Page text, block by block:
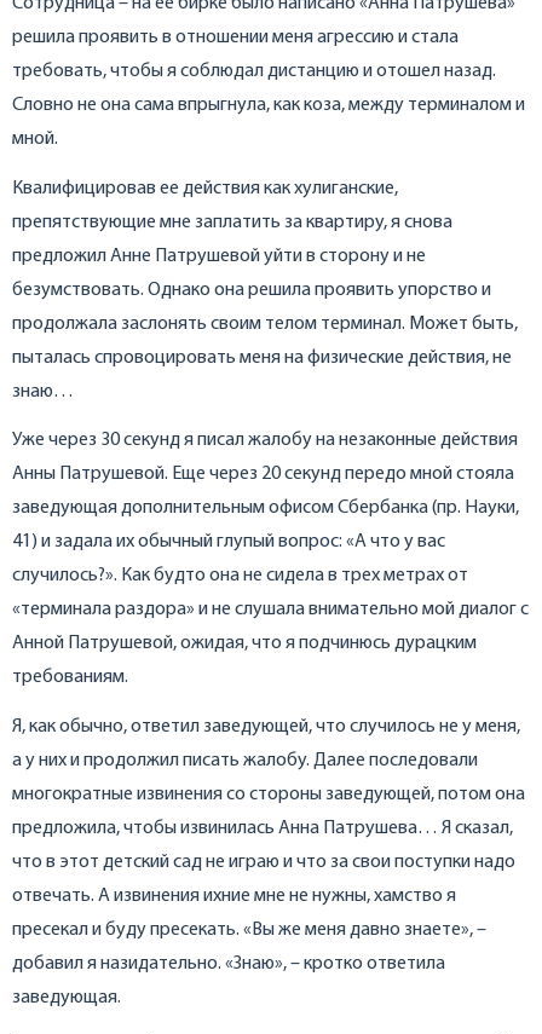
Сотрудница – на ее бирке было написано «Анна Патрушева»
решила проявить в отношении меня агрессию и стала
требовать, чтобы я соблюдал дистанцию и отошел назад.
Словно не она сама впрыгнула, как коза, между терминалом и
мной.
Квалифицировав ее действия как хулиганские,
препятствующие мне заплатить за квартиру, я снова
предложил Анне Патрушевой уйти в сторону и не
безумствовать. Однако она решила проявить упорство и
продолжала заслонять своим телом терминал. Может быть,
пыталась спровоцировать меня на физические действия, не
знаю…
Уже через 30 секунд я писал жалобу на незаконные действия
Анны Патрушевой. Еще через 20 секунд передо мной стояла
заведующая дополнительным офисом Сбербанка (пр. Науки,
41) и задала их обычный глупый вопрос: «А что у вас
случилось?». Как будто она не сидела в трех метрах от
«терминала раздора» и не слушала внимательно мой диалог с
Анной Патрушевой, ожидая, что я подчинюсь дурацким
требованиям.
Я, как обычно, ответил заведующей, что случилось не у меня,
а у них и продолжил писать жалобу. Далее последовали
многократные извинения со стороны заведующей, потом она
предложила, чтобы извинилась Анна Патрушева… Я сказал,
что в этот детский сад не играю и что за свои поступки надо
отвечать. А извинения ихние мне не нужны, хамство я
пресекал и буду пресекать. «Вы же меня давно знаете», –
добавил я назидательно. «Знаю», – кротко ответила
заведующая.